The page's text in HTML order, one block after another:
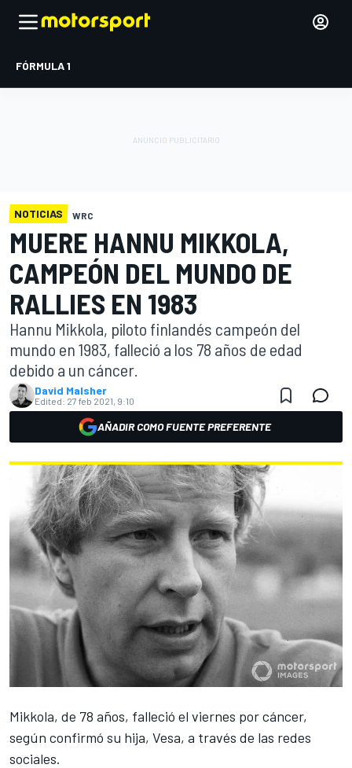
FÓRMULA 1
NOTICIAS WRC
MUERE HANNU MIKKOLA,
CAMPEÓN DEL MUNDO DE
RALLIES EN 1983
Hannu Mikkola, piloto finlandés campeón del
mundo en 1983, falleció a los 78 años de edad
debido a un cáncer.
David Malsher
Edited: 27 feb 2021, 9:10
AÑADIR COMO FUENTE PREFERENTE
Mikkola, de 78 años, falleció el viernes por cáncer,
según confirmó su hija, Vesa, a través de las redes
sociales.